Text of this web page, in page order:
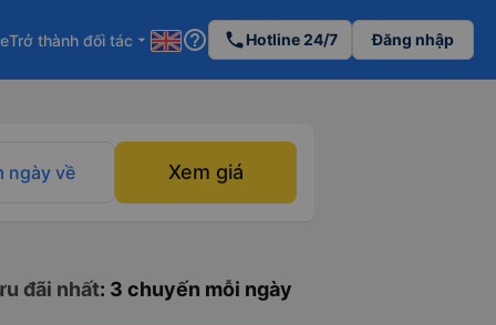
Trở thành đối tác arrow_drop_down help_outline phoneHotline 24/7 Đăng nhập
ngày về Xem giá
đãi nhất: 3 chuyến mỗi ngày